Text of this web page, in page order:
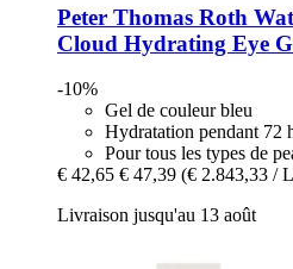
Peter Thomas Roth
Cloud Hydrating Eye
-10%
Gel de couleur bleu
Hydratation pendant 72
Pour tous les types de
€ 42,65 € 47,39 (€ 2.843,33 /
Livraison jusqu'au 13 août